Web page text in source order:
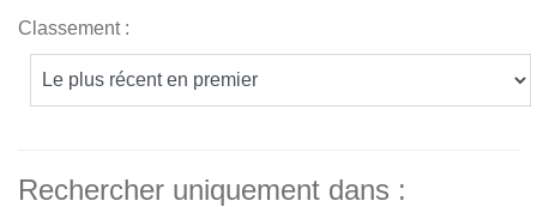
Classement :
Rechercher uniquement dans :